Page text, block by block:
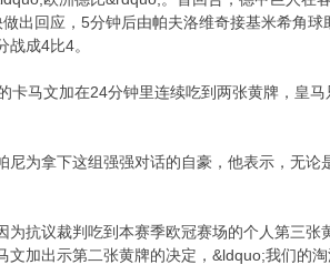
出回应，5分钟后由帕夫洛维奇接基米希角球
成4比4。
马文加在24分钟里连续吃到两张黄牌，皇
为拿下这组强强对话的自豪，他表示，无
抗议裁判吃到本赛季欧冠赛场的个人第三
加出示第二张黄牌的决定，&ldquo;我们的